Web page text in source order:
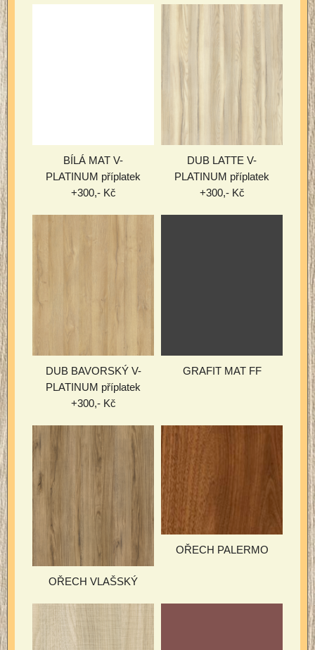
BÍLÁ MAT V-
PLATINUM příplatek
+300,- Kč
DUB LATTE V-
PLATINUM příplatek
+300,- Kč
DUB BAVORSKÝ V-
PLATINUM příplatek
+300,- Kč
GRAFIT MAT FF
OŘECH VLAŠSKÝ
OŘECH PALERMO